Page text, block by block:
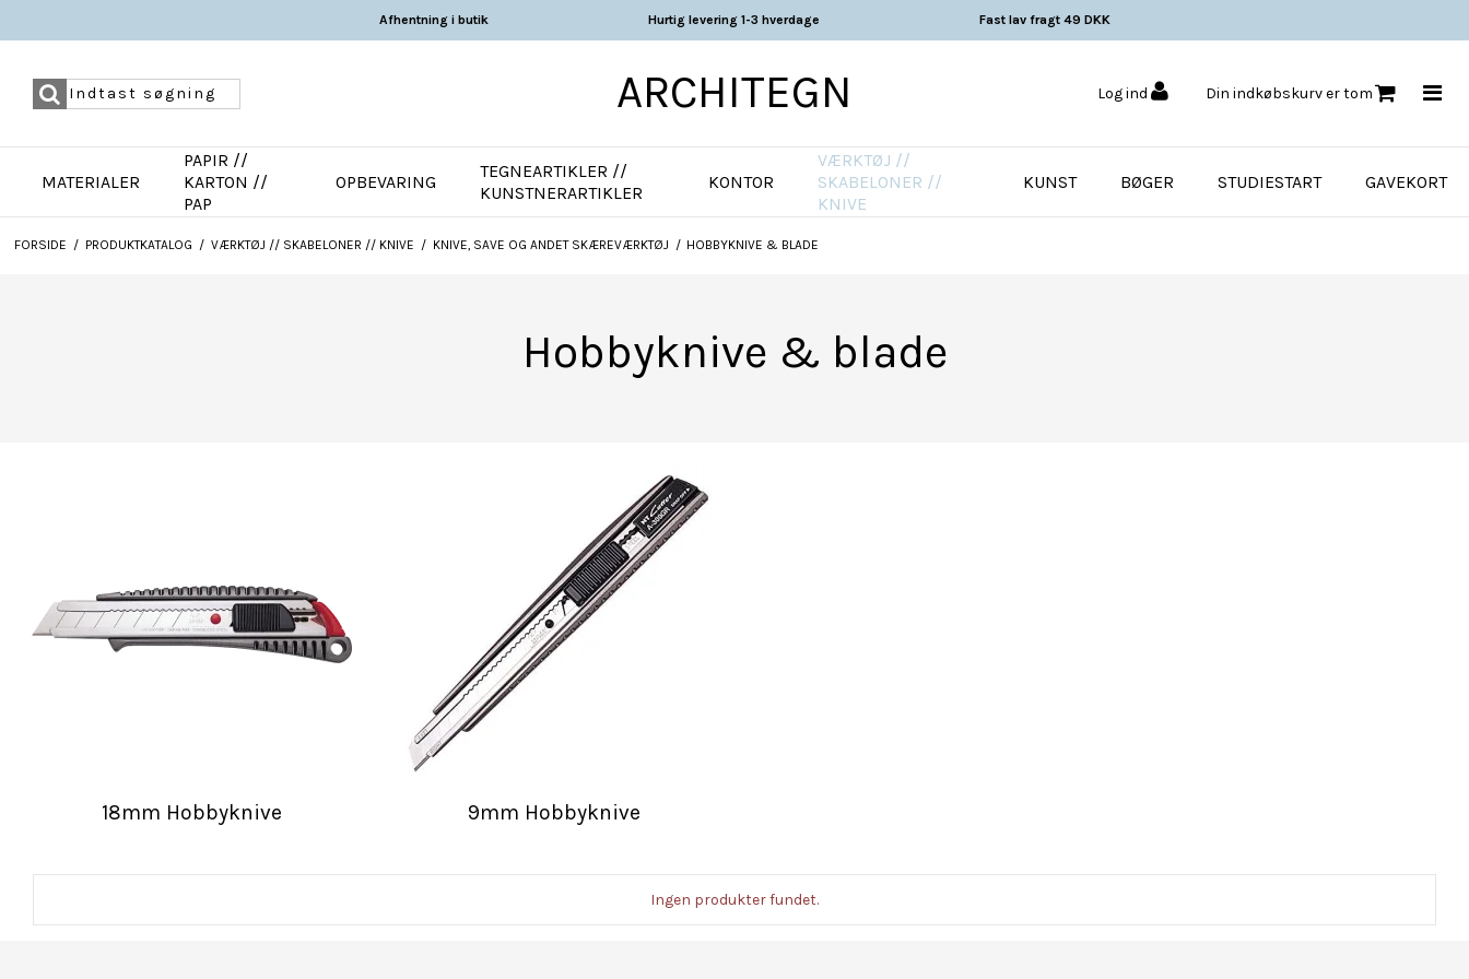
Afhentning i butik Hurtig levering 1-3 hverdage Fast lav fragt 49 DKK
ARCHITEGN Log ind Din indkøbskurv er tom
MATERIALER
PAPIR //
KARTON //
PAP
OPBEVARING
TEGNEARTIKLER //
KUNSTNERARTIKLER
KONTOR
VÆRKTØJ //
SKABELONER //
KNIVE
KUNST BØGER STUDIESTART GAVEKORT
FORSIDE / PRODUKTKATALOG / VÆRKTØJ // SKABELONER // KNIVE / KNIVE, SAVE OG ANDET SKÆREVÆRKTØJ / HOBBYKNIVE & BLADE
Hobbyknive & blade
18mm Hobbyknive 9mm Hobbyknive
Ingen produkter fundet.